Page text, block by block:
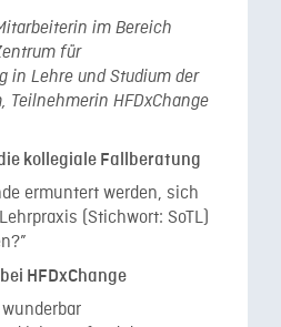
im Bereich
für
in Lehre und Studium der
Teilnehmerin HFDxChange
kollegiale Fallberatung
ermuntert werden, sich
(Stichwort: SoTL)
HFDxChange